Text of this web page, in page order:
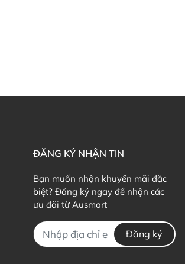
đối với người kiêng natri.
đặc biệt là:
ĐĂNG KÝ NHẬN TIN
Bạn muốn nhận khuyến mãi đặc
biệt? Đăng ký ngay để nhận các
ưu đãi từ Ausmart
Đăng ký